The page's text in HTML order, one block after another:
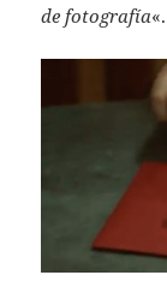
de fotografía«.